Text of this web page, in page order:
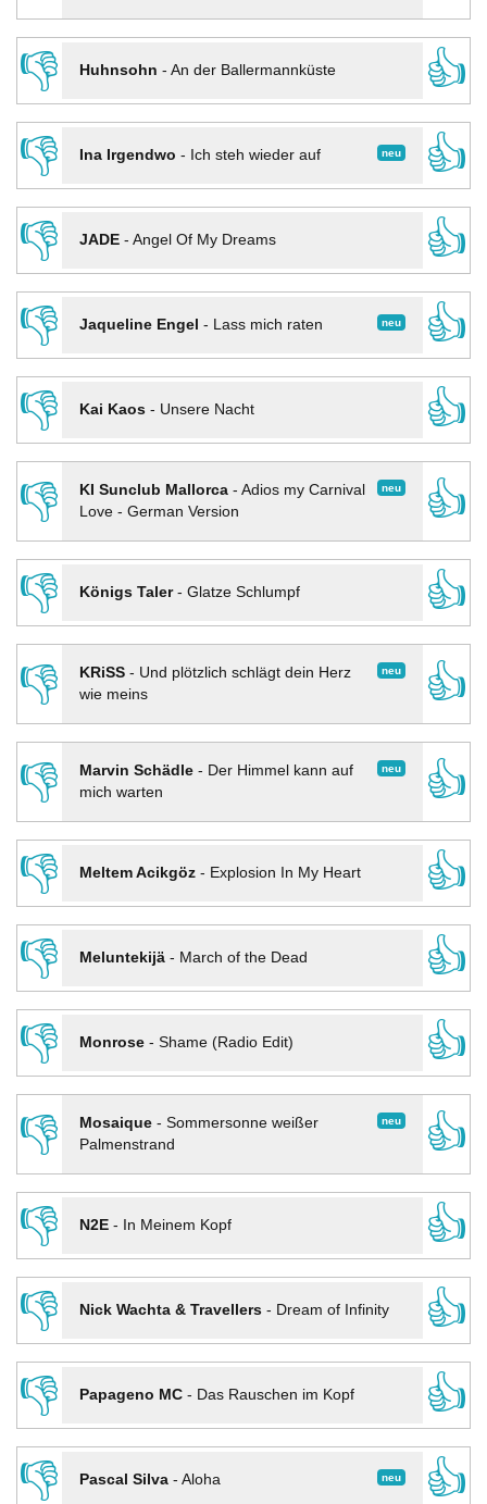
👎
Huhnsohn - An der Ballermannküste
👍
👎
neu
Ina Irgendwo - Ich steh wieder auf
👍
👎
JADE- Angel Of My Dreams
👍
👎
neu
Jaqueline Engel - Lass mich raten
👍
👎
Kai Kaos- Unsere Nacht
👍
👎
neu
KI Sunclub Mallorca- Adios my Carnival
Love - German Version
👍
👎
Königs Taler- Glatze Schlumpf
👍
👎
neu
KRiSS- Und plötzlich schlägt dein Herz
wie meins
👍
👎 neu
Marvin Schädle- Der Himmel kann auf
mich warten
👍
👎
Meltem Acikgöz- Explosion In My Heart
👍
👎
Meluntekijä- March of the Dead
👍
👎
Monrose- Shame (Radio Edit)
👍
👎
neu
Mosaique- Sommersonne weißer
Palmenstrand
👍
👎
N2E- In Meinem Kopf
👍
👎
Nick Wachta & Travellers- Dream of Infinity
👍
👎
Papageno MC- Das Rauschen im Kopf
👍
👎
neu
Pascal Silva- Aloha
👍